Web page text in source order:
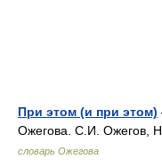
При этом (и при этом)
Ожегова. С.И. Ожегов,
словарь Ожегова